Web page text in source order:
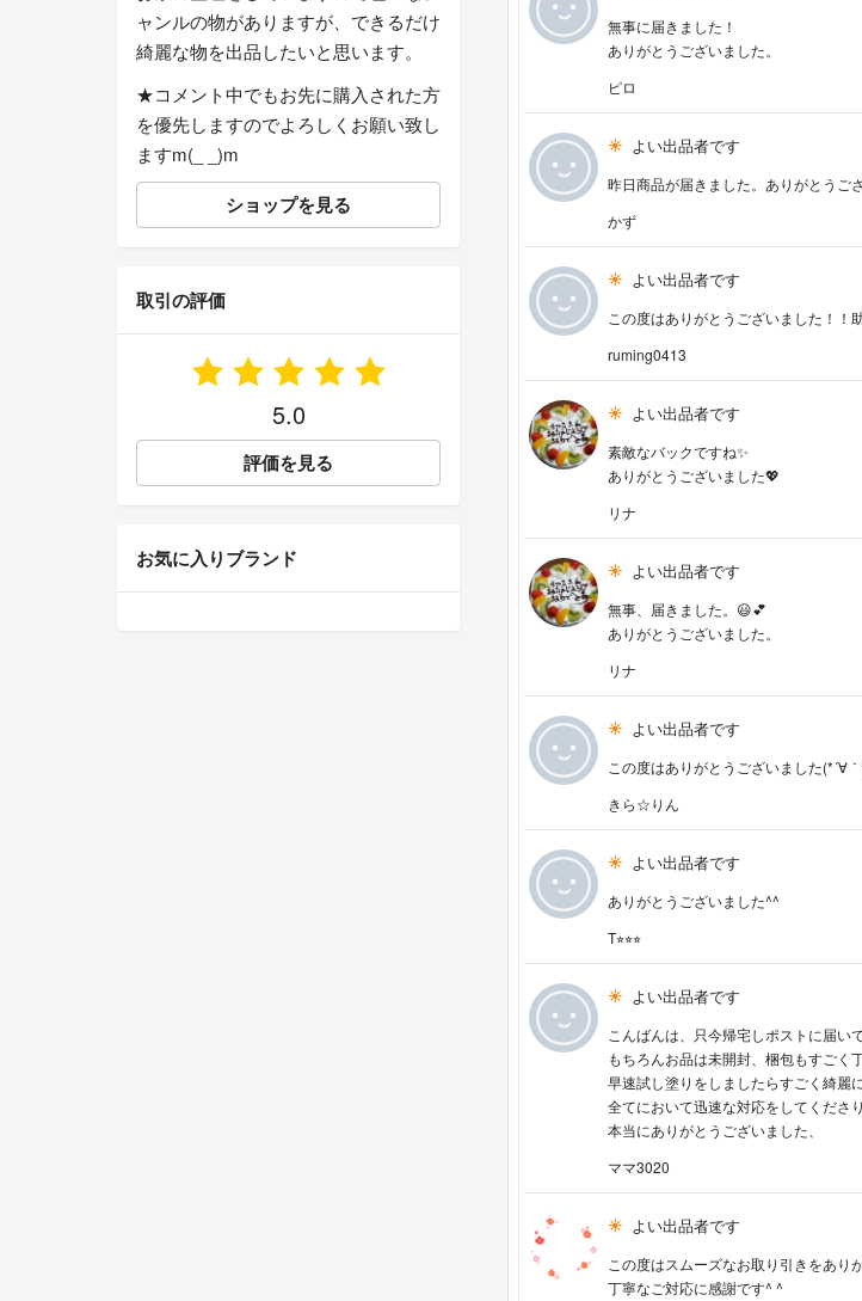
無事に届きました！
ありがとうございました。
ピロ
よい出品者です
昨日商品が届きました。ありがとうご
かず
よい出品者です
この度はありがとうございました！！
ruming0413
よい出品者です
素敵なバックですね✨
ありがとうございました💖
リナ
よい出品者です
無事、届きました。😃💕
ありがとうございました。
リナ
よい出品者です
この度はありがとうございました(*´∀
きら☆りん
よい出品者です
ありがとうございました^^
T⭐︎⭐︎⭐︎
よい出品者です
こんばんは、只今帰宅しポストに届い
もちろんお品は未開封、梱包もすごく
早速試し塗りをしましたらすごく綺麗
全てにおいて迅速な対応をしてくださ
本当にありがとうございました、
ママ3020
よい出品者です
この度はスムーズなお取り引きをあり
丁寧なご対応に感謝です^ ^
ャンルの物がありますが、できるだけ
綺麗な物を出品したいと思います。
★コメント中でもお先に購入された方
を優先しますのでよろしくお願い致し
ますm(_ _)m
ショップを見る
取引の評価
5.0
評価を見る
お気に入りブランド